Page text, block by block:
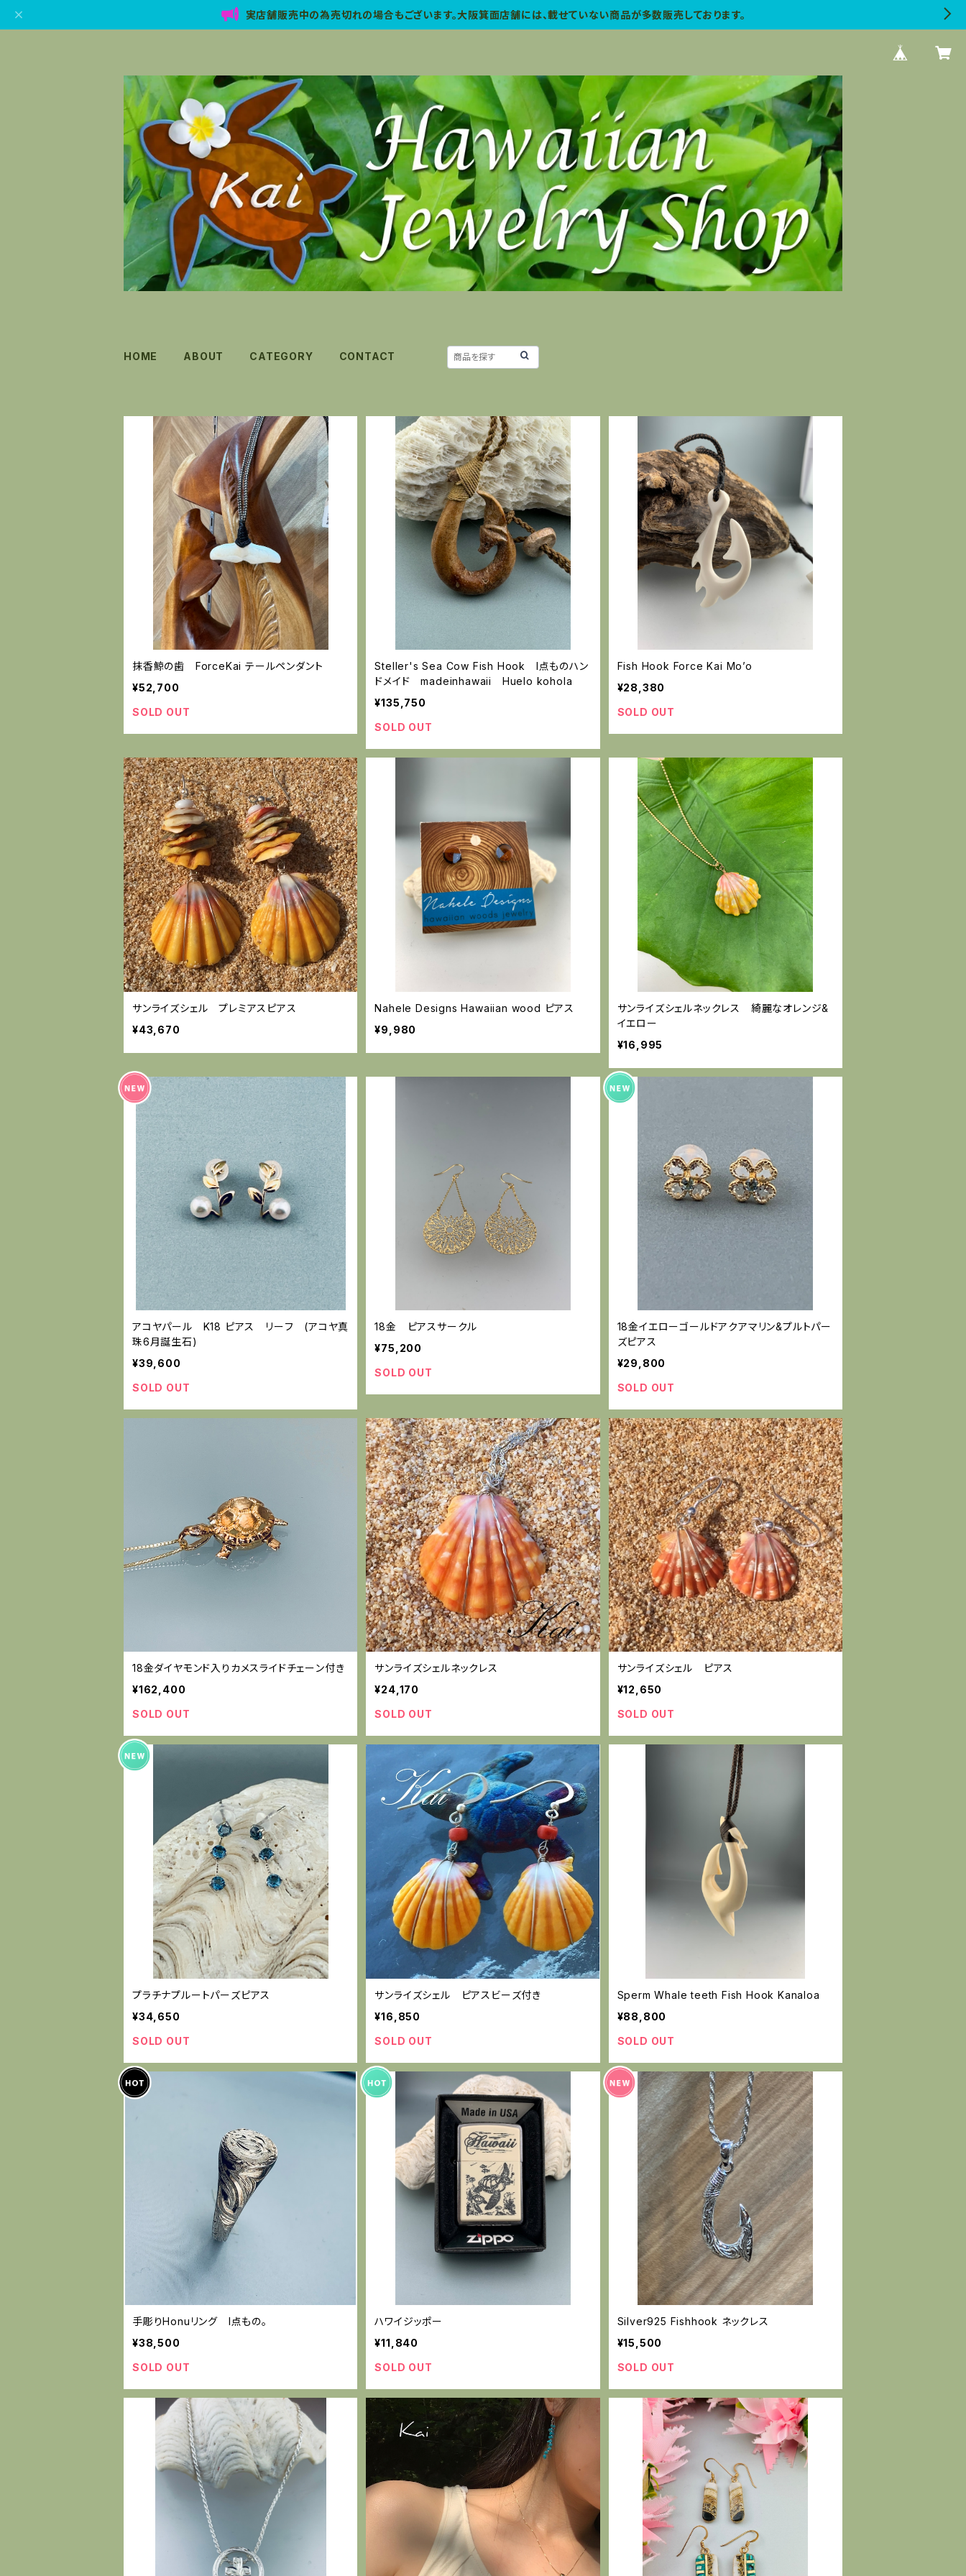
実店舗販売中の為売切れの場合もございます。大阪箕面店舗には、載せていない商品が多数販売しております。
HOME ABOUT CATEGORY CONTACT
抹香鯨の歯 ForceKai テールペンダント
¥52,700
SOLD OUT
Steller's Sea Cow Fish Hook I点ものハン
ドメイド madeinhawaii Huelo kohola
¥135,750
SOLD OUT
Fish Hook Force Kai Mo’o
¥28,380
SOLD OUT
サンライズシェル プレミアスピアス
¥43,670
Nahele Designs Hawaiian wood ピアス
¥9,980
サンライズシェルネックレス 綺麗なオレンジ&
イエロー
¥16,995
アコヤパール K18 ピアス リーフ (アコヤ真
珠6月誕生石)
¥39,600
SOLD OUT
18金 ピアスサークル
¥75,200
SOLD OUT
18金イエローゴールドアクアマリン&プルトパー
ズピアス
¥29,800
SOLD OUT
18金ダイヤモンド入りカメスライドチェーン付き
¥162,400
SOLD OUT
サンライズシェルネックレス
¥24,170
SOLD OUT
サンライズシェル ピアス
¥12,650
SOLD OUT
プラチナプルートパーズピアス
¥34,650
SOLD OUT
サンライズシェル ピアスビーズ付き
¥16,850
SOLD OUT
Sperm Whale teeth Fish Hook Kanaloa
¥88,800
SOLD OUT
手彫りHonuリング I点もの。
¥38,500
SOLD OUT
ハワイジッポー
¥11,840
SOLD OUT
Silver925 Fishhook ネックレス
¥15,500
SOLD OUT